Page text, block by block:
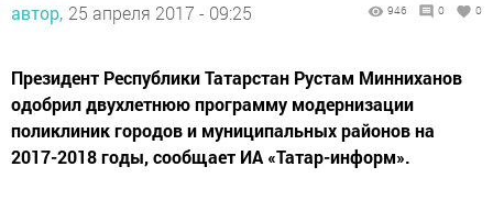
автор, 25 апреля 2017 - 09:25 946 0 0
Президент Республики Татарстан Рустам Минниханов
одобрил двухлетнюю программу модернизации
поликлиник городов и муниципальных районов на
2017-2018 годы, сообщает ИА «Татар-информ».